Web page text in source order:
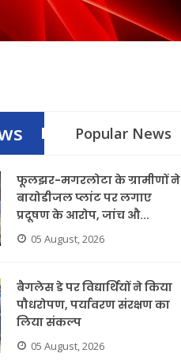
Popular News
फूलझर-मगरलोटा के ग्रामीणों ने
बायोडीजल प्लांट पर लगाए
प्रदूषण के आरोप, जांच औ...
05 August, 2026
बैगलेस डे पर विद्यार्थियों ने किया
पौधरोपण, पर्यावरण संरक्षण का
लिया संकल्प
05 August, 2026